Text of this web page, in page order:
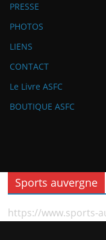
PRESSE
PHOTOS
LIENS
CONTACT
Le Livre ASFC
BOUTIQUE ASFC
Sports auvergne
https://www.sports-